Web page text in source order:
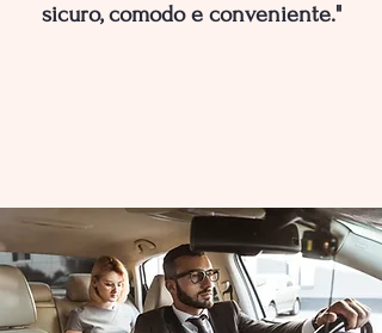
sicuro, comodo e conveniente."